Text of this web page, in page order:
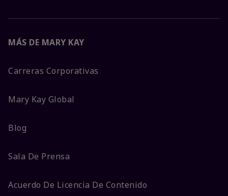
MÁS DE MARY KAY
Carreras Corporativas
Mary Kay Global
Blog
Sala De Prensa
Acuerdo De Licencia De Contenido